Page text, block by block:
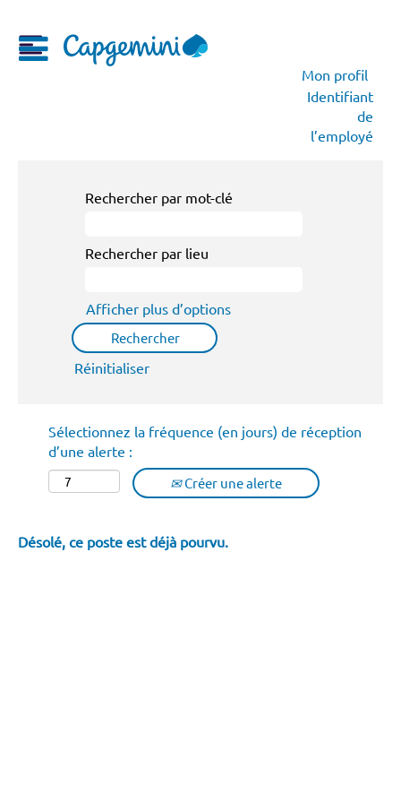
Mon profil
Identifiant
de
l’employé
Rechercher par mot-clé
Rechercher par lieu
Afficher plus d’options
Réinitialiser
Sélectionnez la fréquence (en jours) de réception
d’une alerte :
Créer une alerte
Désolé, ce poste est déjà pourvu.